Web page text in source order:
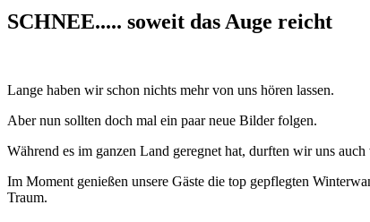
SCHNEE..... soweit das Auge reicht
Lange haben wir schon nichts mehr von uns hören lassen.
Aber nun sollten doch mal ein paar neue Bilder folgen.
Während es im ganzen Land geregnet hat, durften wir uns
Im Moment genießen unsere Gäste die top gepflegten
Traum.